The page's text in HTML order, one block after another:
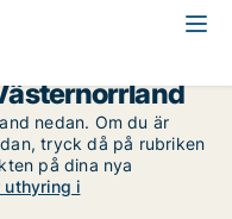
nedan. Om du är
tryck då på rubriken
på dina nya
uthyring i